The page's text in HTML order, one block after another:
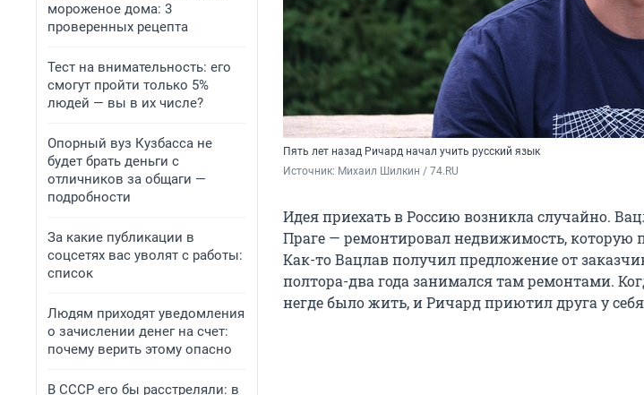
мороженое дома: 3
проверенных рецепта
Тест на внимательность: его
смогут пройти только 5%
людей — вы в их числе?
Опорный вуз Кузбасса не
будет брать деньги с
отличников за общаги —
подробности
За какие публикации в
соцсетях вас уволят с работы:
список
Людям приходят уведомления
о зачислении денег на счет:
почему верить этому опасно
В СССР его бы расстреляли: в
Пять лет назад Ричард начал учить русский язык
Источник: Михаил Шилкин / 74.RU
Идея приехать в Россию возникла случайно.
Праге — ремонтировал недвижимость, которую
Как-то Вацлав получил предложение от
полтора-два года занимался там ремонтами.
негде было жить, и Ричард приютил друга у